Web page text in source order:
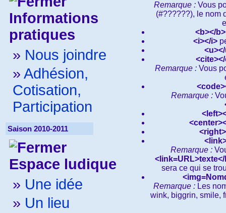
Informations
pratiques
» Nous joindre
» Adhésion,
Cotisation,
Participation
Saison 2010-2011
Espace ludique
» Une idée
» Un lieu
Remarque :Vous
(#??????), le nom
<b></b>
<i></i>
Remarque : Vous
Remarque :
Remarque :
<link=URL
sera ce qui se
<img=
Remarque :Les
wink, biggrin, smile,